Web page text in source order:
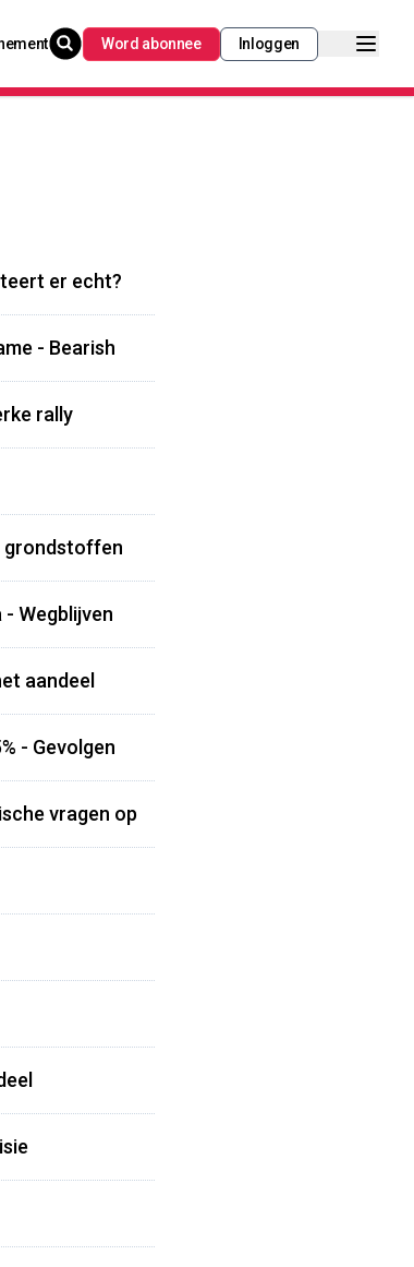
Word abonnee Inloggen
er echt?
- Bearish
rally
grondstoffen
Wegblijven
aandeel
- Gevolgen
vragen op